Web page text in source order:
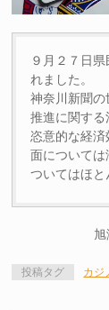
９月２７日
れました。
神奈川新聞
推進に関する
恣意的な経
面について
ついてはほと
投稿タグ カジ